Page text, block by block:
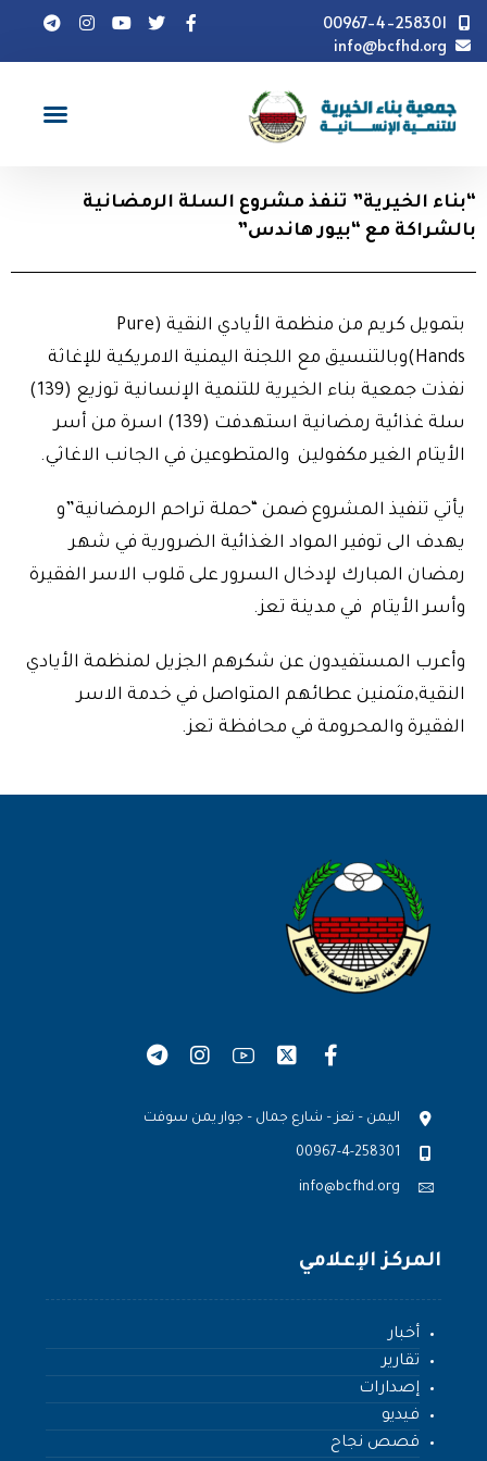
00967-4-258301
info@bcfhd.org
أخبار
"بناء الخيرية" تنفذ مشروع السلة الرمضانية بالشراكة
“بناء الخيرية” تنفذ مشروع السلة الرمضانية
بالشراكة مع “بيور هاندس”
بتمويل كريم من منظمة الأيادي النقية (Pure
Hands)وبالتنسيق مع اللجنة اليمنية الامريكية للإغاثة
نفذت جمعية بناء الخيرية للتنمية الإنسانية توزيع (139)
سلة غذائية رمضانية استهدفت (139) اسرة من أسر
الأيتام الغير مكفولين والمتطوعين في الجانب الاغاثي.
يأتي تنفيذ المشروع ضمن “حملة تراحم الرمضانية”و
يهدف الى توفير المواد الغذائية الضرورية في شهر
‫رمضان‬‬ المبارك لإدخال السرور على قلوب الاسر الفقيرة
وأسر الأيتام في مدينة تعز.
وأعرب المستفيدون عن شكرهم الجزيل لمنظمة الأيادي
النقية,مثمنين عطائهم المتواصل في خدمة الاسر
الفقيرة والمحرومة في محافظة تعز.
اليمن – تعز – شارع جمال – جوار يمن سوفت
00967-4-258301
info@bcfhd.org
المركز الإعلامي
أخبار
تقارير
إصدارات
فيديو
قصص نجاح